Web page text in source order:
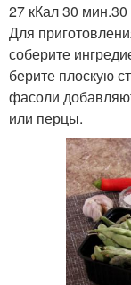
27 кКал 30
Для
соберите
берите плоскую
фасоли
или перцы.